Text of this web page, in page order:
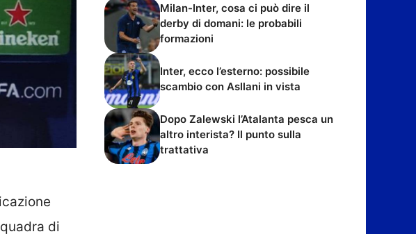
di
Milan-Inter, cosa ci può dire il
derby di domani: le probabili
formazioni
Inter, ecco l’esterno: possibile
scambio con Asllani in vista
Dopo Zalewski l’Atalanta pesca un
altro interista? Il punto sulla
trattativa